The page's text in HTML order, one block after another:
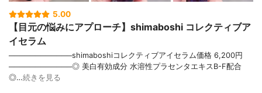
5.00
【目元の悩みにアプローチ】shimaboshi コレクティブア
イセラム
────────────shimaboshiコレクティブアイセラム価格 6,200円
────────────◎ 美白有効成分 水溶性プラセンタエキスB-F配合
◎…続きを見る